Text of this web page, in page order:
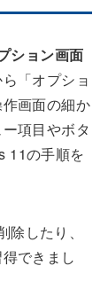
ション画面
「オプショ
画面の細か
項目やボタ
11の手順を
したり、
できまし